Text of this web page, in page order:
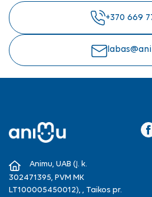
+370 669
Animu, UAB (Į. k.
302471395, PVM MK
LT100005450012), , Taikos pr.